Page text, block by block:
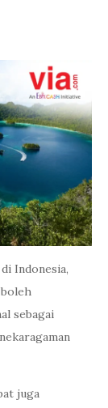
Indonesia,
sebagai
juga